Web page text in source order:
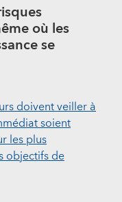
où les
se
doivent veiller à
soient
les plus
objectifs de